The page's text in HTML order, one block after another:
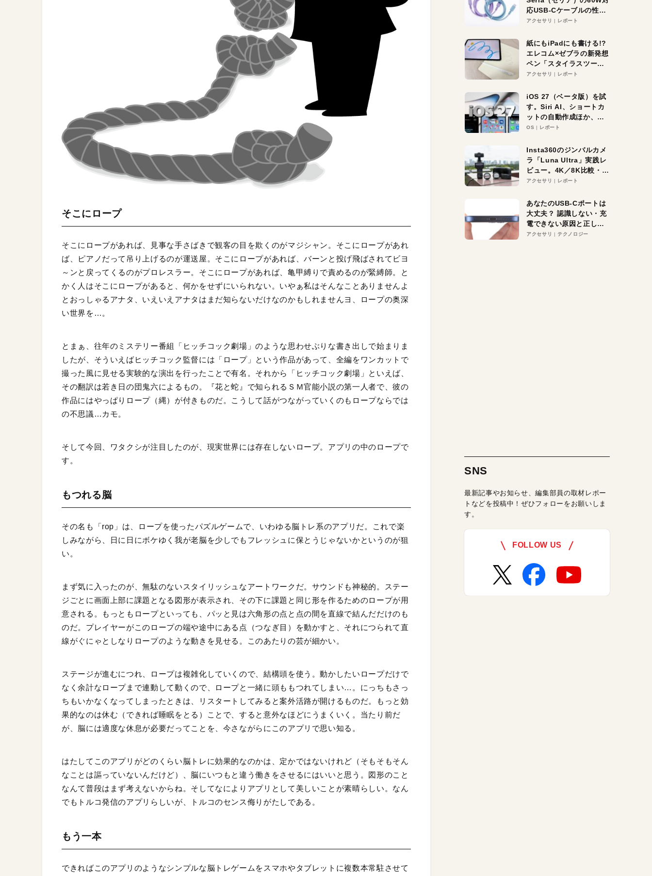
そこにロープ
そこにロープがあれば、見事な手さばきで観客の目を欺くのがマジシャン。そこにロープがあれ
ば、ピアノだって吊り上げるのが運送屋。そこにロープがあれば、バーンと投げ飛ばされてビヨ
～ンと戻ってくるのがプロレスラー。そこにロープがあれば、亀甲縛りで責めるのが緊縛師。と
かく人はそこにロープがあると、何かをせずにいられない。いやぁ私はそんなことありませんよ
とおっしゃるアナタ、いえいえアナタはまだ知らないだけなのかもしれませんヨ、ロープの奥深
い世界を…。
とまぁ、往年のミステリー番組「ヒッチコック劇場」のような思わせぶりな書き出しで始まりま
したが、そういえばヒッチコック監督には「ロープ」という作品があって、全編をワンカットで
撮った風に見せる実験的な演出を行ったことで有名。それから「ヒッチコック劇場」といえば、
その翻訳は若き日の団鬼六によるもの。『花と蛇』で知られるＳＭ官能小説の第一人者で、彼の
作品にはやっぱりロープ（縄）が付きものだ。こうして話がつながっていくのもロープならでは
の不思議…カモ。
そして今回、ワタクシが注目したのが、現実世界には存在しないロープ。アプリの中のロープで
す。
もつれる脳
その名も「rop」は、ロープを使ったパズルゲームで、いわゆる脳トレ系のアプリだ。これで楽
しみながら、日に日にボケゆく我が老脳を少しでもフレッシュに保とうじゃないかというのが狙
い。
まず気に入ったのが、無駄のないスタイリッシュなアートワークだ。サウンドも神秘的。ステー
ジごとに画面上部に課題となる図形が表示され、その下に課題と同じ形を作るためのロープが用
意される。もっともロープといっても、パッと見は六角形の点と点の間を直線で結んだだけのも
のだ。プレイヤーがこのロープの端や途中にある点（つなぎ目）を動かすと、それにつられて直
線がぐにゃとしなりロープのような動きを見せる。このあたりの芸が細かい。
ステージが進むにつれ、ロープは複雑化していくので、結構頭を使う。動かしたいロープだけで
なく余計なロープまで連動して動くので、ロープと一緒に頭ももつれてしまい…。にっちもさっ
ちもいかなくなってしまったときは、リスタートしてみると案外活路が開けるものだ。もっと効
果的なのは休む（できれば睡眠をとる）ことで、すると意外なほどにうまくいく。当たり前だ
が、脳には適度な休息が必要だってことを、今さながらにこのアプリで思い知る。
はたしてこのアプリがどのくらい脳トレに効果的なのかは、定かではないけれど（そもそもそん
なことは謳っていないんだけど）、脳にいつもと違う働きをさせるにはいいと思う。図形のこと
なんて普段はまず考えないからね。そしてなによりアプリとして美しいことが素晴らしい。なん
でもトルコ発信のアプリらしいが、トルコのセンス侮りがたしである。
もう一本
できればこのアプリのようなシンプルな脳トレゲームをスマホやタブレットに複数本常駐させて
応USB-Cケーブルの性能
を検証。超コスパの1本を
アクセサリ レポート
紙にもiPadにも書ける!?
エレコム×ゼブラの新発想
ペン「スタイラスツーウ
ェイ」レビュー。持ち替
アクセサリ レポート
iOS 27（ベータ版）を試
す。Siri AI、ショートカ
ットの自動作成ほか、期
待大の便利機能5選。
る未来はすぐそこ！
OS レポート
Insta360のジンバルカメ
ラ「Luna Ultra」実践レ
ビュー。4K／8K比較・ズ
ーム・夜間撮影をチェッ
アクセサリ レポート
あなたのUSB-Cポートは
大丈夫？ 認識しない・充
電できない原因と正しい
対策
アクセサリ テクノロジー
SNS
最新記事やお知らせ、編集部員の取材レポー
トなどを投稿中！ぜひフォローをお願いしま
す。
FOLLOW US